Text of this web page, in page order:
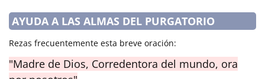
AYUDA A LAS ALMAS DEL PURGATORIO
Rezas frecuentemente esta breve oración:
"Madre de Dios, Corredentora del mundo, ora